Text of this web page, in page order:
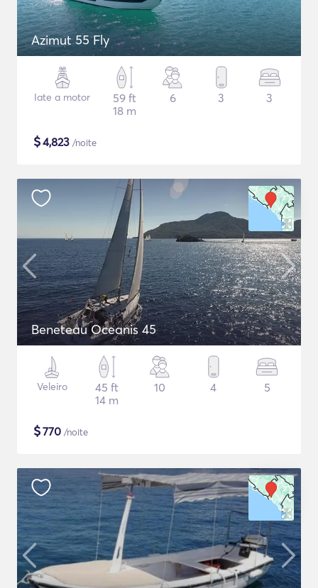
Azimut 55 Fly
Iate a motor
59 ft
18 m
6 3 3
$4,823 /noite
Beneteau Oceanis 45
Veleiro
45 ft
14 m
10 4 5
$770 /noite